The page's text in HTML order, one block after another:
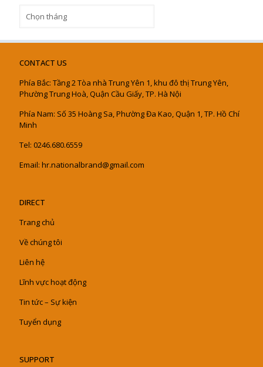
trữ
CONTACT US
Phía Bắc: Tầng 2 Tòa nhà Trung Yên 1, khu đô thị Trung Yên,
Phường Trung Hoà, Quận Cầu Giấy, TP. Hà Nội
Phía Nam: Số 35 Hoàng Sa, Phường Đa Kao, Quận 1, TP. Hồ Chí
Minh
Tel: 0246.680.6559
Email: hr.nationalbrand@gmail.com
DIRECT
Trang chủ
Về chúng tôi
Liên hệ
Lĩnh vực hoạt động
Tin tức – Sự kiện
Tuyển dụng
SUPPORT